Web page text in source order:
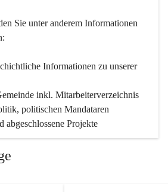
Sie un­ter an­de­rem Informationen
Informationen zu unserer
inkl. Mitarbeiterverzeichnis
politischen Mandataren
abgeschlossene Projekte